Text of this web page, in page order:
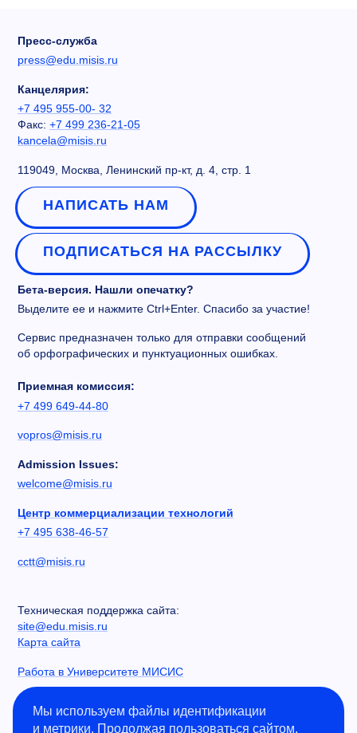
Пресс-служба
press@edu.misis.ru
Канцелярия:
+7 495 955-00- 32
Факс: +7 499 236-21-05
kancela@misis.ru
119049, Москва, Ленинский пр-кт, д. 4, стр. 1
НАПИСАТЬ НАМ
ПОДПИСАТЬСЯ НА РАССЫЛКУ
Бета-версия. Нашли опечатку?
Выделите ее и нажмите Ctrl+Enter. Спасибо за участие!
Сервис предназначен только для отправки сообщений
об орфографических и пунктуационных ошибках.
Приемная комиссия:
+7 499 649-44-80
vopros@misis.ru
Admission Issues:
welcome@misis.ru
Центр коммерциализации технологий
+7 495 638-46-57
cctt@misis.ru
Техническая поддержка сайта:
site@edu.misis.ru
Карта сайта
Работа в Университете МИСИС
Мы используем файлы идентификации
и метрики. Продолжая пользоваться сайтом,